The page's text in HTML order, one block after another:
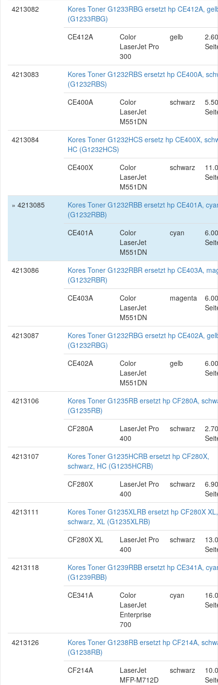
4213082
Kores Toner G1233RBG ersetzt hp CE412A,
(G1233RBG)
CE412A
Color
LaserJet Pro
300
gelb
4213083
Kores Toner G1232RBS ersetzt hp CE400A,
(G1232RBS)
CE400A
Color
LaserJet
M551DN
schwarz
4213084
Kores Toner G1232HCS ersetz hp CE400X,
HC (G1232HCS)
CE400X
Color
LaserJet
M551DN
schwarz
» 4213085
Kores Toner G1232RBB ersetzt hp CE401A,
(G1232RBB)
CE401A
Color
LaserJet
M551DN
cyan
4213086
Kores Toner G1232RBR ersetzt hp CE403A,
(G1232RBR)
CE403A
Color
LaserJet
M551DN
magenta
4213087
Kores Toner G1232RBG ersetzt hp CE402A,
(G1232RBG)
CE402A
Color
LaserJet
M551DN
gelb
4213106
Kores Toner G1235RB ersetzt hp CF280A,
(G1235RB)
CF280A
LaserJet Pro
400
schwarz
4213107
Kores Toner G1235HCRB ersetzt hp CF280X,
schwarz, HC (G1235HCRB)
CF280X
LaserJet Pro
400
schwarz
4213111
Kores Toner G1235XLRB ersetzt hp CF280X XL,
schwarz, XL (G1235XLRB)
CF280X XL
LaserJet Pro
400
schwarz
4213118
Kores Toner G1239RBB ersetzt hp CE341A,
(G1239RBB)
CE341A
Color
LaserJet
Enterprise
700
cyan
4213126
Kores Toner G1238RB ersetzt hp CF214A,
(G1238RB)
CF214A
LaserJet
MFP-M712D
schwarz